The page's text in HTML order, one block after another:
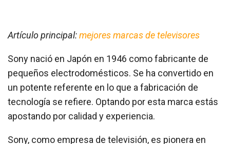
Artículo principal:mejores marcas de televisores
Sony nació en Japón en 1946 como fabricante de
pequeños electrodomésticos. Se ha convertido en
un potente referente en lo que a fabricación de
tecnología se refiere. Optando por esta marca estás
apostando por calidad y experiencia.
Sony, como empresa de televisión, es pionera en